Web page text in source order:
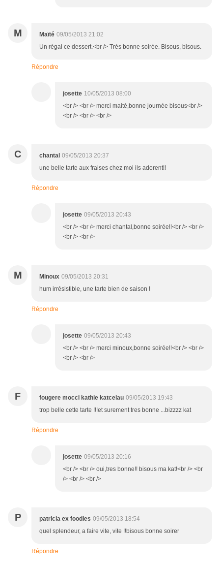
M Maïté 09/05/2013 21:02
Un régal ce dessert.<br /> Très bonne soirée. Bisous, bisous.
Répondre
josette 10/05/2013 08:00
<br /> <br /> merci maité,bonne journée bisous<br />
<br /> <br /> <br />
C chantal 09/05/2013 20:37
une belle tarte aux fraises chez moi ils adorent!!
Répondre
josette 09/05/2013 20:43
<br /> <br /> merci chantal,bonne soirée!!<br /> <br />
<br /> <br />
M Minoux 09/05/2013 20:31
hum irrésistible, une tarte bien de saison !
Répondre
josette 09/05/2013 20:43
<br /> <br /> merci minoux,bonne soirée!!<br /> <br />
<br /> <br />
F fougere mocci kathie katcelau 09/05/2013 19:43
trop belle cette tarte !!!et surement tres bonne ...bizzzz kat
Répondre
josette 09/05/2013 20:16
<br /> <br /> oui,tres bonne!! bisous ma kat!<br /> <br
/> <br /> <br />
P patricia ex foodies 09/05/2013 18:54
quel splendeur, a faire vite, vite !!bisous bonne soirer
Répondre